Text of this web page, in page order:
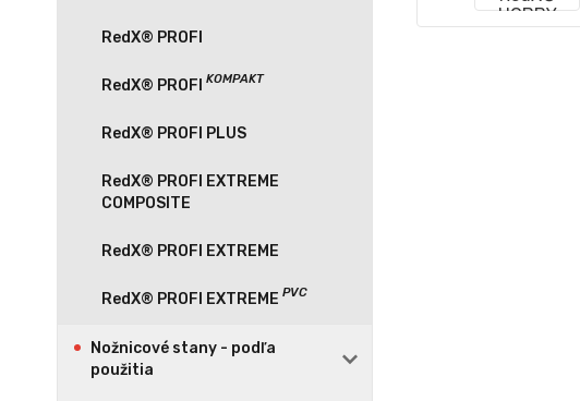
RedX® PROFI
RedX® PROFI PLUS
RedX® PROFI EXTREME
COMPOSITE
RedX® PROFI EXTREME
Nožnicové stany - podľa
použitia